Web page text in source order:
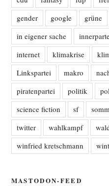
gender
google grüne
in eigener sache
internet
klimakrise
Linkspartei
makro
piratenpartei
politik
science fiction
sf
twitter
wahlkampf
winfried kretschmann
MASTODON-FEED